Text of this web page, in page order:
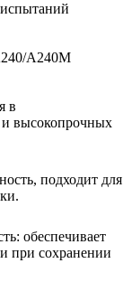
A240M
в
высокопрочных
подходит для
обеспечивает
при сохранении